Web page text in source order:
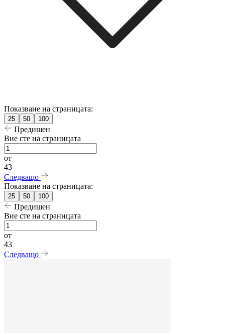
Показване на страницата:
25 50 100
Предишен
Вие сте на страницата
от
43
Следващо
Показване на страницата:
25 50 100
Предишен
Вие сте на страницата
от
43
Следващо